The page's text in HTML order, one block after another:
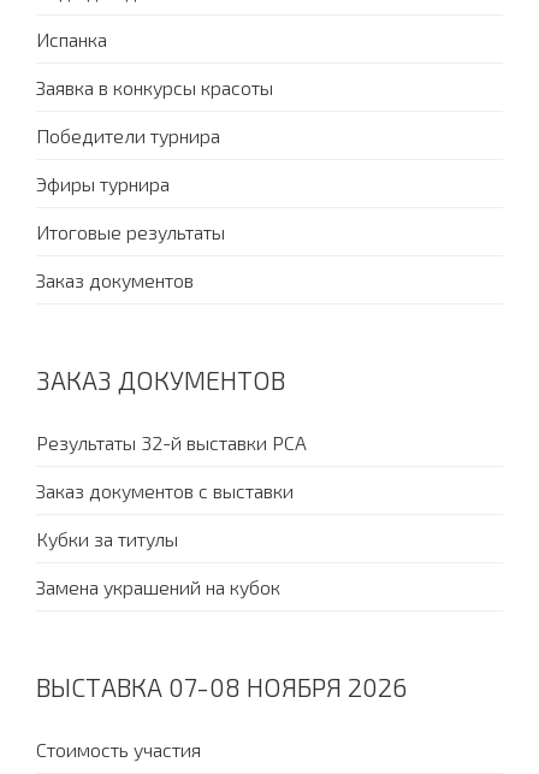
Испанка
Заявка в конкурсы красоты
Победители турнира
Эфиры турнира
Итоговые результаты
Заказ документов
ЗАКАЗ ДОКУМЕНТОВ
Результаты 32-й выставки PCA
Заказ документов с выставки
Кубки за титулы
Замена украшений на кубок
ВЫСТАВКА 07-08 НОЯБРЯ 2026
Стоимость участия